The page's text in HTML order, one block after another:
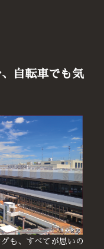
自転車でも気
も、すべてが思いの